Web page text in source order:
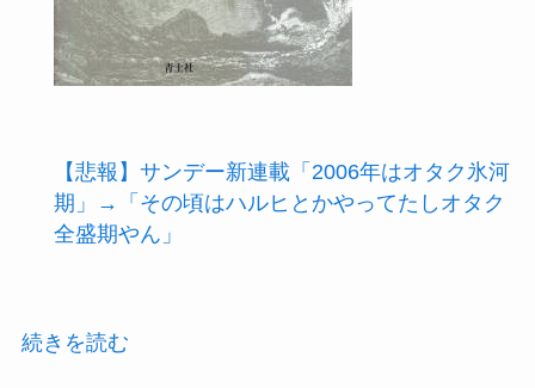
【悲報】サンデー新連載「2006年はオタク氷河
期」→「その頃はハルヒとかやってたしオタク
全盛期やん」
続きを読む